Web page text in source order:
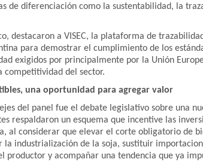
de diferenciación como la sustentabilidad, la
destacaron a VISEC, la plataforma de
para demostrar el cumplimiento de los
exigidos por principalmente por la Unión
competitividad del sector.
una oportunidad para agregar valor
del panel fue el debate legislativo sobre una
respaldaron un esquema que incentive las
al considerar que elevar el corte obligatorio de
la industrialización de la soja, sustituir
productor y acompañar una tendencia que ya